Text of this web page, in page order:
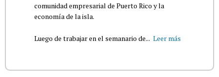
comunidad empresarial de Puerto Rico y la
economía de la isla.
Luego de trabajar en el semanario de... Leer más